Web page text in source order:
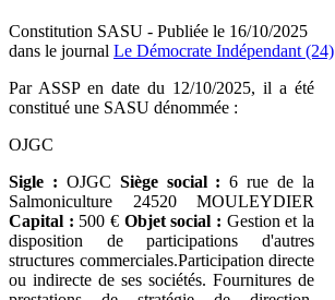
Constitution SASU - Publiée le 16/10/2025
dans le journal Le Démocrate Indépendant (24)
Par ASSP en date du 12/10/2025, il a été
constitué une SASU dénommée :
OJGC
Sigle : OJGC Siège social : 6 rue de la
Salmoniculture 24520 MOULEYDIER
Capital : 500 € Objet social : Gestion et la
disposition de participations d'autres
structures commerciales.Participation directe
ou indirecte de ses sociétés. Fournitures de